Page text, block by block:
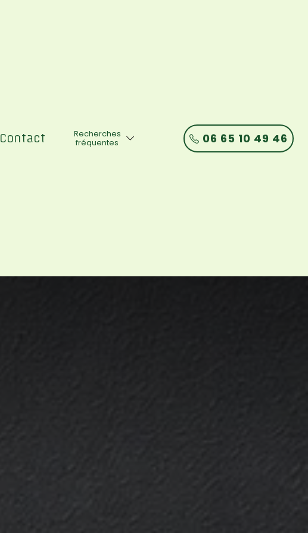
Contact
Recherches
fréquentes
06 65 10 49 46